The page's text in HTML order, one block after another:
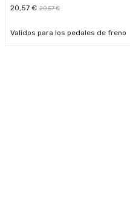
20,57€ 20,57€
Validos para los pedales de freno